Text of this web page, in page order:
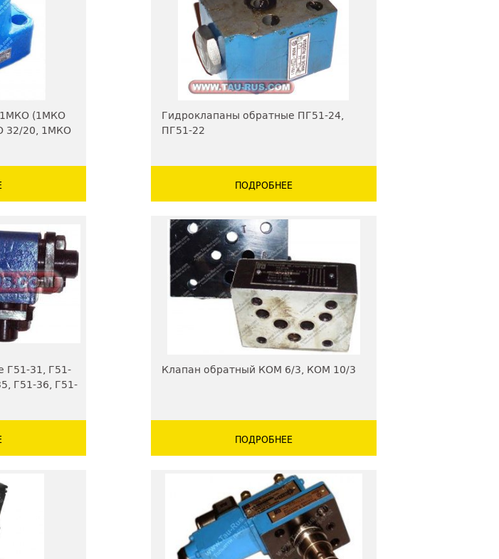
1МКО (1МКО
32/20, 1МКО
Гидроклапаны обратные ПГ51-24,
ПГ51-22
ПОДРОБНЕЕ
Г51-31, Г51-
Г51-36, Г51-
Клапан обратный КОМ 6/3, КОМ 10/3
ПОДРОБНЕЕ